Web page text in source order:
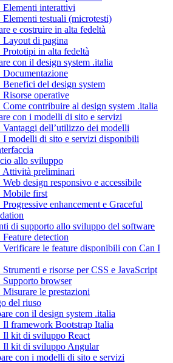
Elementi interattivi
Elementi testuali (microtesti)
e costruire in alta fedeltà
Layout di pagina
Prototipi in alta fedeltà
con il design system .italia
Documentazione
Benefici del design system
Risorse operative
Come contribuire al design system .italia
con i modelli di sito e servizi
Vantaggi dell’utilizzo dei modelli
I modelli di sito e servizi disponibili
allo sviluppo
Attività preliminari
Web design responsivo e accessibile
Mobile first
Progressive enhancement e Graceful
di supporto allo sviluppo del software
Feature detection
Verificare le feature disponibili con Can I
Strumenti e risorse per CSS e JavaScript
Supporto browser
Misurare le prestazioni
del riuso
con il design system .italia
Il framework Bootstrap Italia
Il kit di sviluppo React
Il kit di sviluppo Angular
con i modelli di sito e servizi